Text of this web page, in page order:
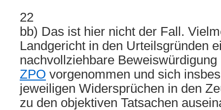
22
bb) Das ist hier nicht der Fall.
Landgericht in den Urteilsgründen
nachvollziehbare
ZPO vorgenommen und sich
jeweiligen Widersprüchen in den
zu den objektiven Tatsachen